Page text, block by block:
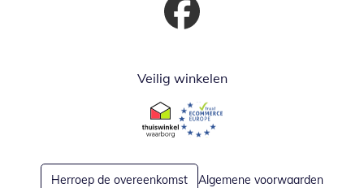
Opent in nieuw venster
Veilig winkelen
Opent in nieuw venster
Opent in nieuw venster
Herroep de overeenkomst
Algemene voorwaarden